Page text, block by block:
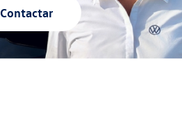
Contactar